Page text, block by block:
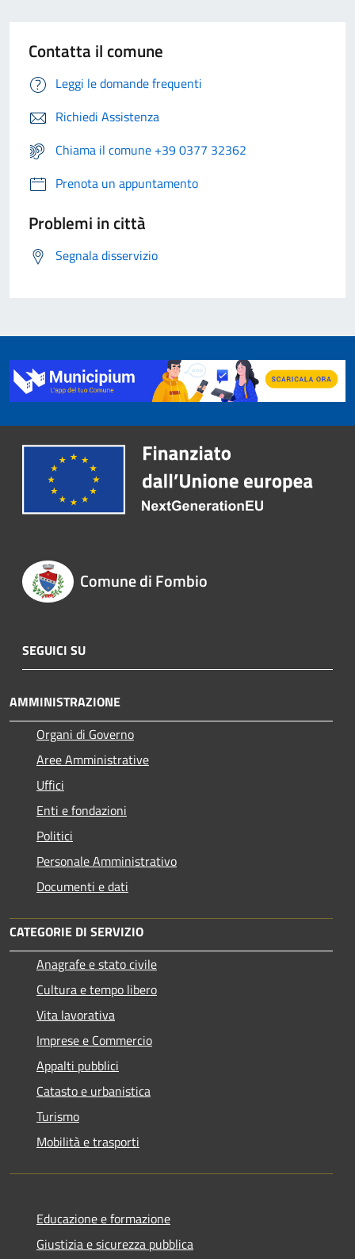
Contatta il comune
Leggi le domande frequenti
Richiedi Assistenza
Chiama il comune +39 0377 32362
Prenota un appuntamento
Problemi in città
Segnala disservizio
Comune di Fombio
SEGUICI SU
AMMINISTRAZIONE
Organi di Governo
Aree Amministrative
Uffici
Enti e fondazioni
Politici
Personale Amministrativo
Documenti e dati
CATEGORIE DI SERVIZIO
Anagrafe e stato civile
Cultura e tempo libero
Vita lavorativa
Imprese e Commercio
Appalti pubblici
Catasto e urbanistica
Turismo
Mobilità e trasporti
Educazione e formazione
Giustizia e sicurezza pubblica